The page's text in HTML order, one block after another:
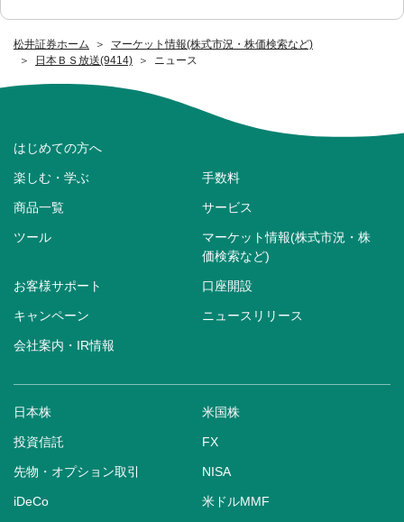
松井証券ホーム
マーケット情報(株式市況・株価検索など)
日本ＢＳ放送(9414)
ニュース
はじめての方へ
楽しむ・学ぶ 手数料
商品一覧 サービス
ツール
マーケット情報(株式市況・株
価検索など)
お客様サポート 口座開設
キャンペーン ニュースリリース
会社案内・IR情報
日本株 米国株
投資信託 FX
先物・オプション取引 NISA
iDeCo 米ドルMMF